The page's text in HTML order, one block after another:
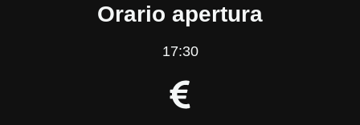
Orario apertura
17:30